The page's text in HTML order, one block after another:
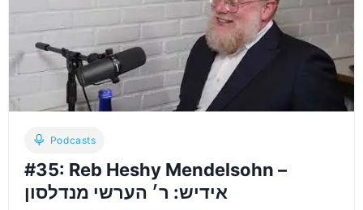
DOWN
WITH
R’
YOEL
YESHIA
HESHIL
BLUM
THE
OF
Podcasts
#35: Reb Heshy Mendelsohn –
אידיש: ר׳ הערשי מנדלסון